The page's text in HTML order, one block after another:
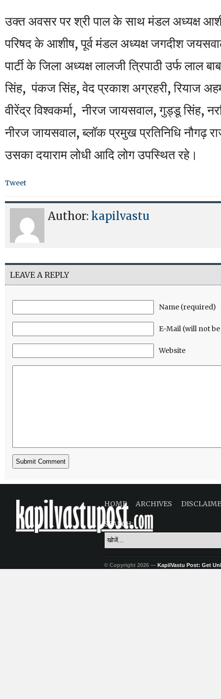
उक्त अवसर पर श्री पाल के साथ मंडल अध्यक्ष आशीष
परिषद के आशीष, पूर्व मंडल अध्यक्ष जगदीश
पार्टी के जिला अध्यक्ष लालजी त्रिपाठी उर्फ लाल
सिंह, पंकज सिंह, वेद प्रकाश अग्रहरी, रियाज
वीरेंद्र विश्वकर्मा, नीरज जायसवाल, गुड्डू सिंह,
नीरज जायसवाल, ब्लॉक प्रमुख प्रतिनिधि नौगढ़
उसका दयाराम लोधी आदि लोग उपस्थित रहे।
Tweet
Author: kapilvastu
LEAVE A REPLY
Name (required)
E-Mail (will not
Website
HOME ARCHIVES
SEARCH:
© Copyright 2026 — KapilVastu Post: Get